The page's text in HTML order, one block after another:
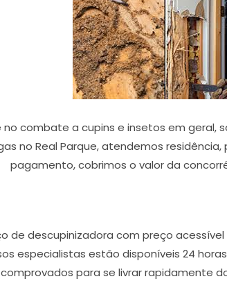
no combate a cupins e insetos em
no Real Parque, atendemos
pagamento, cobrimos o valor da
de descupinizadora com preço
especialistas estão disponíveis 24
comprovados para se livrar rapidamente